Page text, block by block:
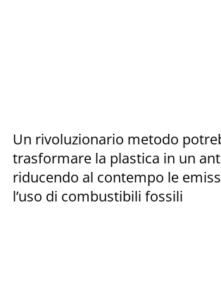
Un rivoluzionario metodo
trasformare la plastica in un
riducendo al contempo le
l’uso di combustibili fossili